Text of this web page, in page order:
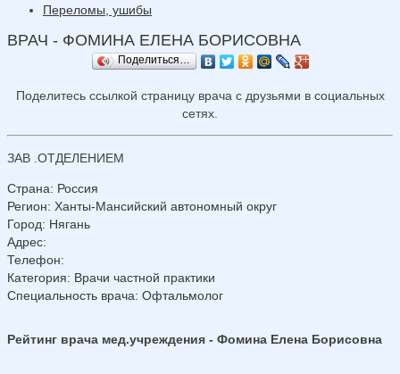
Переломы, ушибы
ВРАЧ - ФОМИНА ЕЛЕНА БОРИСОВНА
Поделиться…
Поделитесь ссылкой страницу врача с друзьями в социальных
сетях.
ЗАВ .ОТДЕЛЕНИЕМ
Страна: Россия
Регион: Ханты-Мансийский автономный округ
Город: Нягань
Адрес:
Телефон:
Категория: Врачи частной практики
Специальность врача: Офтальмолог
Рейтинг врача мед.учреждения - Фомина Елена Борисовна